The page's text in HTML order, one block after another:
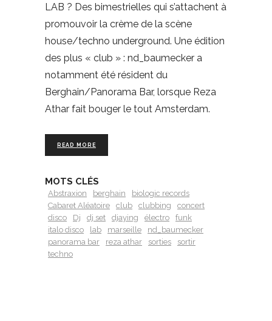
LAB ? Des bimestrielles qui s’attachent à
promouvoir la crème de la scène
house/techno underground. Une édition
des plus « club » : nd_baumecker a
notamment été résident du
Berghain/Panorama Bar, lorsque Reza
Athar fait bouger le tout Amsterdam.
READ MORE
MOTS CLÉS
Abstraxion berghain
biologic records
Cabaret Aléatoire
club clubbing
concert
disco
Dj dj set djaying électro
funk
italo disco
lab marseille
nd_baumecker
panorama bar
reza athar sorties
sortir
techno